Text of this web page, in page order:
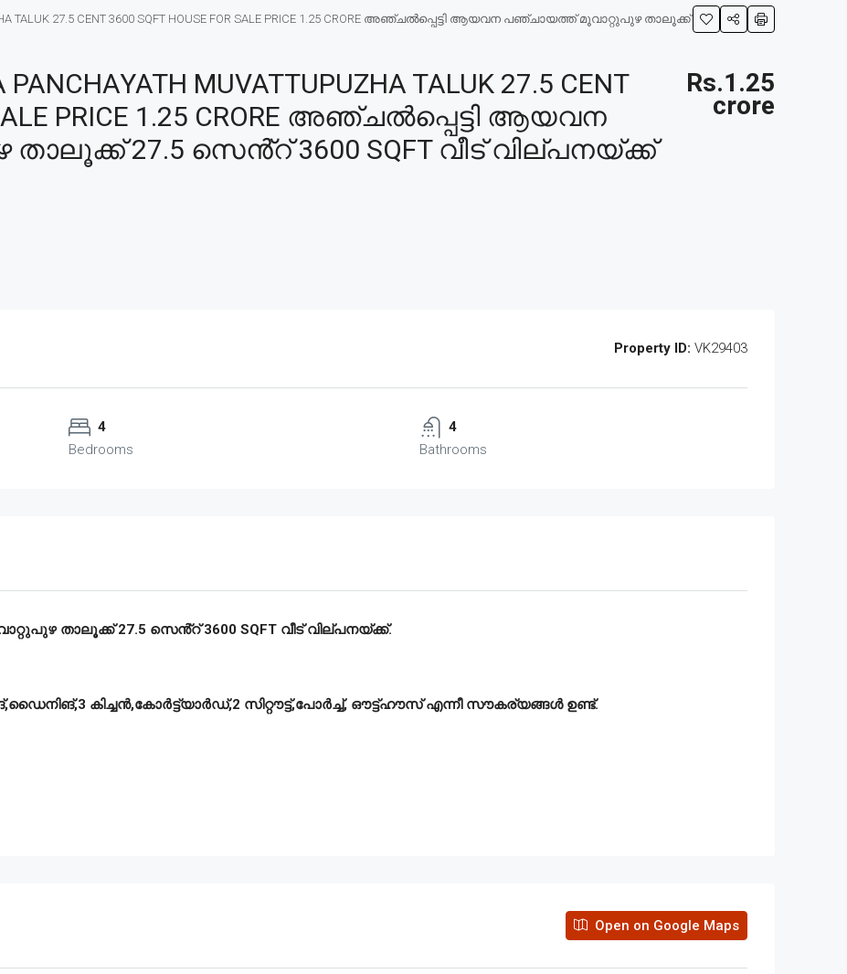
TALUK 27.5 CENT 3600 SQFT HOUSE FOR SALE PRICE 1.25 CRORE അഞ്ചൽപ്പെട്ടി ആയവന പഞ്ചായത്ത് മൂവാറ്റുപുഴ താലൂക്ക്
MUVATTUPUZHA TALUK 27.5 CENT
SALE PRICE 1.25 CRORE അഞ്ചൽപ്പെട്ടി ആയവന
27.5 സെൻ്റ് 3600 SQFT വീട് വില്പനയ്ക്ക്
Rs.1.25
crore
Property ID: VK29403
4
Bedrooms
4
Bathrooms
താലൂക്ക് 27.5 സെൻ്റ് 3600 SQFT വീട് വില്പനയ്ക്ക്.
കിച്ചൻ,കോർട്ട്യാർഡ്,2 സിറ്റൗട്ട്,പോർച്ച്, ഔട്ട്ഹൗസ് എന്നീ സൗകര്യങ്ങൾ ഉണ്ട്.
Open on Google Maps